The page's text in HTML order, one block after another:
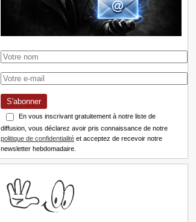
S'abonner
En vous inscrivant gratuitement à notre liste de
diffusion, vous déclarez avoir pris connaissance de notre
politique de confidentialité et acceptez de recevoir notre
newsletter hebdomadaire.